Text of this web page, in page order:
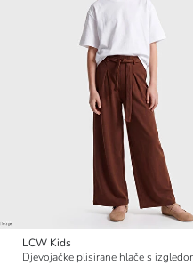
LCW Kids
Djevojačke plisirane hlače s